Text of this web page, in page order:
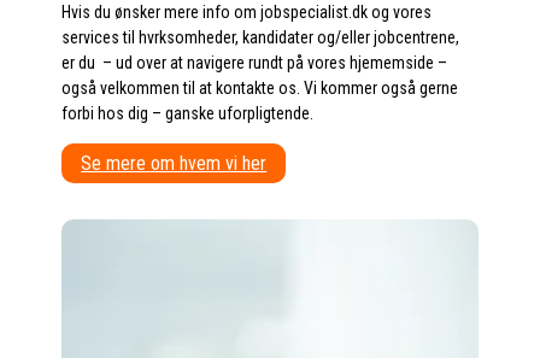
Hvis du ønsker mere info om jobspecialist.dk og vores
services til hvrksomheder, kandidater og/eller jobcentrene,
er du – ud over at navigere rundt på vores hjememside –
også velkommen til at kontakte os. Vi kommer også gerne
forbi hos dig – ganske uforpligtende.
Se mere om hvem vi her